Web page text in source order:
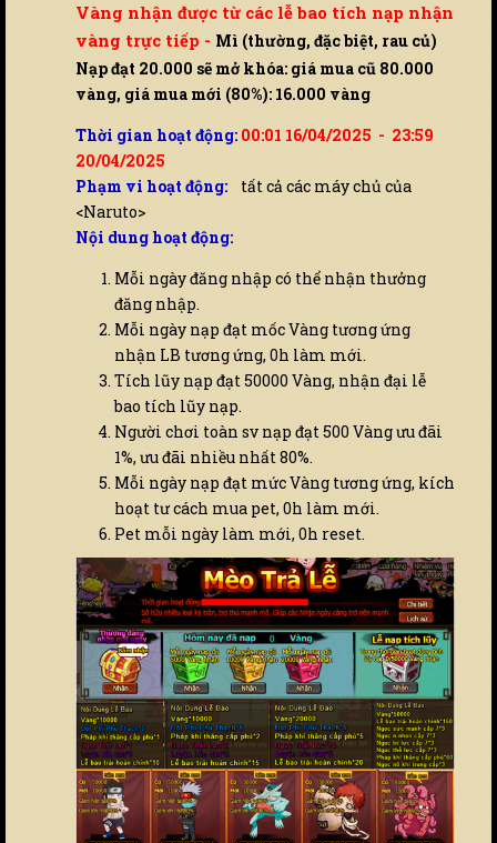
Vàng nhận được từ các lễ bao tích nạp nhận
vàng trực tiếp - Mì (thường, đặc biệt, rau củ)
Nạp đạt 20.000 sẽ mở khóa: giá mua cũ 80.000
vàng, giá mua mới (80%): 16.000 vàng
Thời gian hoạt động: 00:01 16/04/2025 - 23:59
20/04/2025
Phạm vi hoạt động: tất cả các máy chủ của
<Naruto>
Nội dung hoạt động:
Mỗi ngày đăng nhập có thể nhận thưởng
đăng nhập.
Mỗi ngày nạp đạt mốc Vàng tương ứng
nhận LB tương ứng, 0h làm mới.
Tích lũy nạp đạt 50000 Vàng, nhận đại lễ
bao tích lũy nạp.
Người chơi toàn sv nạp đạt 500 Vàng ưu đãi
1%, ưu đãi nhiều nhất 80%.
Mỗi ngày nạp đạt mức Vàng tương ứng, kích
hoạt tư cách mua pet, 0h làm mới.
Pet mỗi ngày làm mới, 0h reset.